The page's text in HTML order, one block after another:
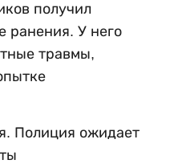
получил
ранения. У него
травмы,
Полиция ожидает